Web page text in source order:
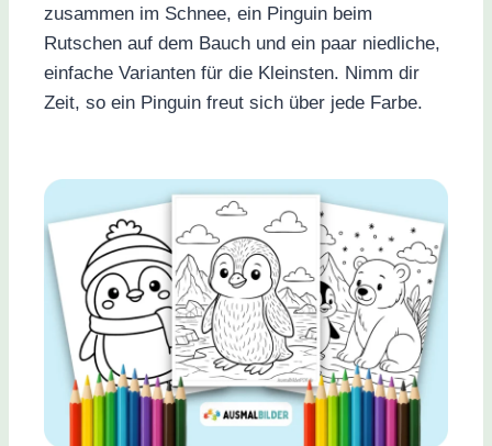
zusammen im Schnee, ein Pinguin beim
Rutschen auf dem Bauch und ein paar niedliche,
einfache Varianten für die Kleinsten. Nimm dir
Zeit, so ein Pinguin freut sich über jede Farbe.